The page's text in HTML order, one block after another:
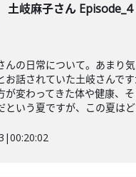
土岐麻子さん Episode_4
んの日常について。あまり
お話されていた土岐さんで
変わってきた体や健康、そ
という夏ですが、この夏はど
|00:20:02